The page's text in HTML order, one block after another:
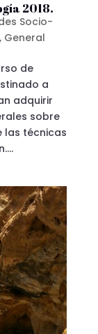
2018.
Socio-
, General
de
a
adquirir
sobre
las técnicas